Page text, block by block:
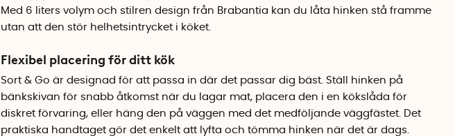
Med 6 liters volym och stilren design från Brabantia kan du låta hinken stå framme
utan att den stör helhetsintrycket i köket.
Flexibel placering för ditt kök
Sort & Go är designad för att passa in där det passar dig bäst. Ställ hinken på
bänkskivan för snabb åtkomst när du lagar mat, placera den i en kökslåda för
diskret förvaring, eller häng den på väggen med det medföljande väggfästet. Det
praktiska handtaget gör det enkelt att lyfta och tömma hinken när det är dags.